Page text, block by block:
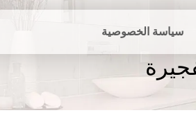
سياسة الخصوصية